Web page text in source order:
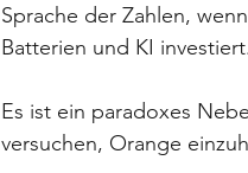
Sprache der Zahlen,
Batterien und KI investiert.
Es ist ein paradoxes
versuchen, Orange